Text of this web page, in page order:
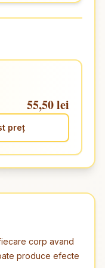
55,50 lei
preț
corp avand
produce efecte